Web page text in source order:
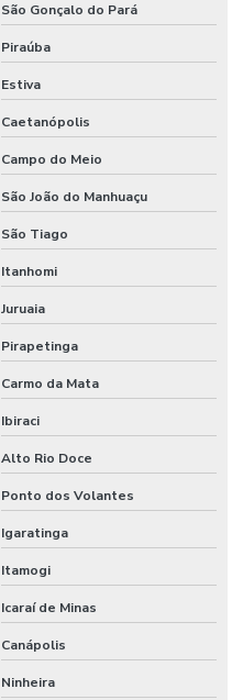
São Gonçalo do Pará
Piraúba
Estiva
Caetanópolis
Campo do Meio
São João do Manhuaçu
São Tiago
Itanhomi
Juruaia
Pirapetinga
Carmo da Mata
Ibiraci
Alto Rio Doce
Ponto dos Volantes
Igaratinga
Itamogi
Icaraí de Minas
Canápolis
Ninheira